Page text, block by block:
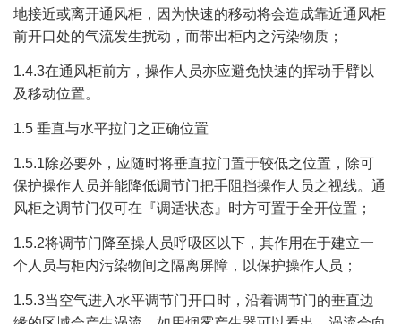
地接近或离开通风柜，因为快速的移动将会造成靠近通风柜
前开口处的气流发生扰动，而带出柜内之污染物质；
1.4.3在通风柜前方，操作人员亦应避免快速的挥动手臂以
及移动位置。
1.5 垂直与水平拉门之正确位置
1.5.1除必要外，应随时将垂直拉门置于较低之位置，除可
保护操作人员并能降低调节门把手阻挡操作人员之视线。通
风柜之调节门仅可在『调适状态』时方可置于全开位置；
1.5.2将调节门降至操人员呼吸区以下，其作用在于建立一
个人员与柜内污染物间之隔离屏障，以保护操作人员；
1.5.3当空气进入水平调节门开口时，沿着调节门的垂直边